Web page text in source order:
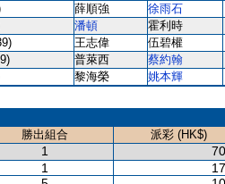
薛順強 徐雨石
潘頓 霍利時
王志偉 伍碧權
普萊西 蔡約翰
黎海榮
姚本輝
勝出組合
派彩 (HK$)
1
1